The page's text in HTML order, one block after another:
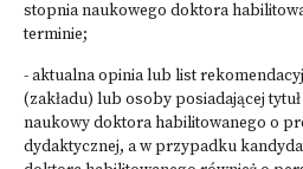
stopnia naukowego doktora
terminie;
- aktualna opinia lub list
(zakładu) lub osoby posiadającej
naukowy doktora habilitowanego o
dydaktycznej, a w przypadku